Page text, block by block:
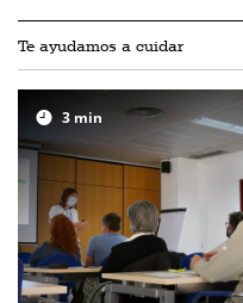
Te ayudamos a cuidar
3min